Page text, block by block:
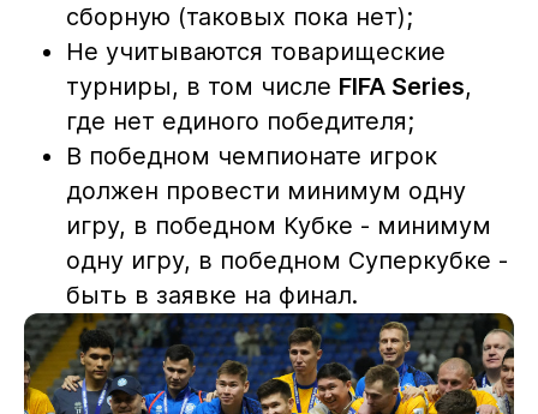
сборную (таковых пока нет);
Не учитываются товарищеские
турниры, в том числе FIFA Series,
где нет единого победителя;
В победном чемпионате игрок
должен провести минимум одну
игру, в победном Кубке - минимум
одну игру, в победном Суперкубке -
быть в заявке на финал.